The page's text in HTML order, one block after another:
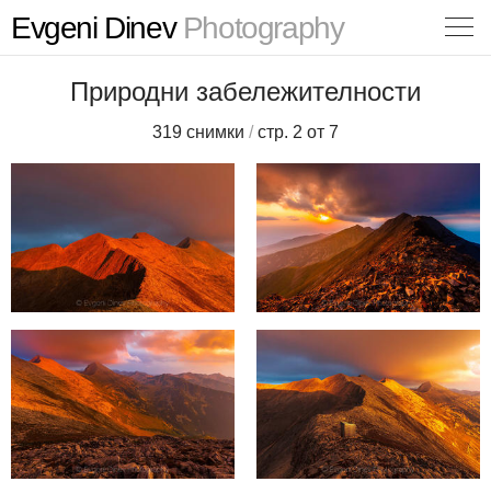
Evgeni DinevPhotography
Природни забележителности
319 снимки /стр. 2 от 7